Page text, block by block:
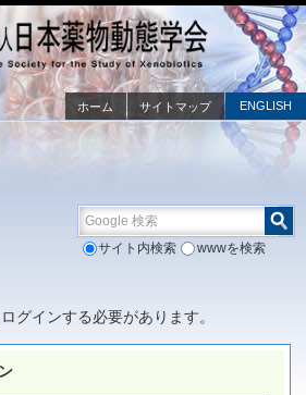
ENGLISH
ホーム サイトマップ
Google 検索
サイト内検索 wwwを検索
グインする必要があります。